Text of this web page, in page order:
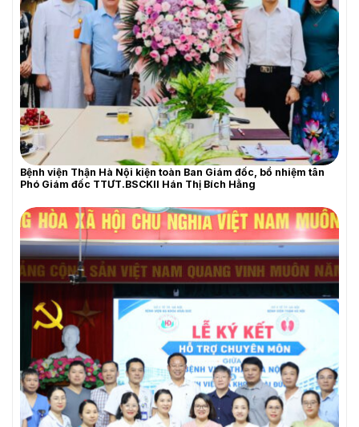
THƯ MỜI BÁO GIÁ
Bệnh viện Thận Hà Nội kiện toàn Ban Giám đốc, bổ nhiệm tân
Phó Giám đốc TTƯT.BSCKII Hán Thị Bích Hằng